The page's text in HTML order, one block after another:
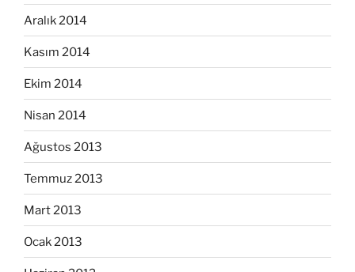
Aralık 2014
Kasım 2014
Ekim 2014
Nisan 2014
Ağustos 2013
Temmuz 2013
Mart 2013
Ocak 2013